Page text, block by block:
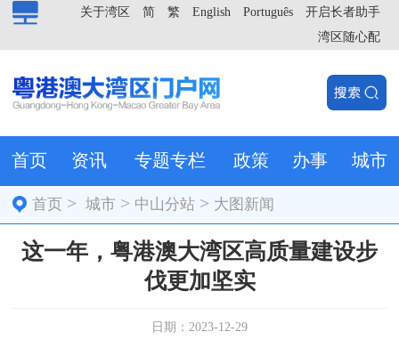
开启长者助手
Português
English
繁
简
关于湾区
湾区随心配
首页 资讯 专题专栏 政策 办事 城市
首页 >城市 > 中山分站 > 大图新闻
这一年，粤港澳大湾区高质量建设步
伐更加坚实
日期：2023-12-29